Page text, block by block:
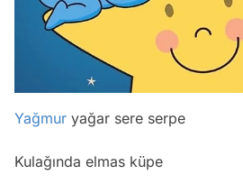
Yağmur yağar sere serpe
Kulağında elmas küpe